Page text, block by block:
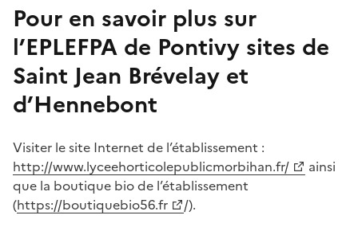
Pour en savoir plus sur
l’EPLEFPA de Pontivy sites de
Saint Jean Brévelay et
d’Hennebont
Visiter le site Internet de l’établissement :
http://www.lyceehorticolepublicmorbihan.fr/
ainsi
que la boutique bio de l’établissement
(https://boutiquebio56.fr /).